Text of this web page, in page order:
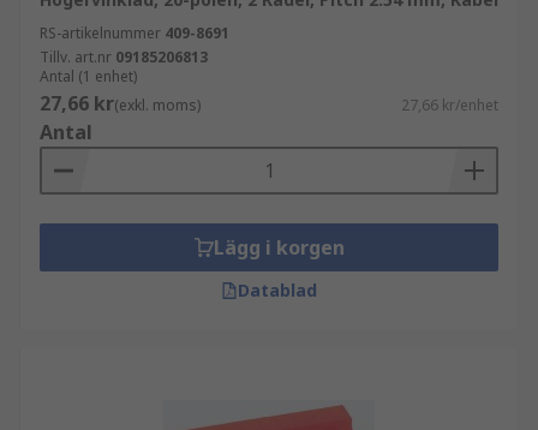
RS-artikelnummer 409-8691
Tillv. art.nr 09185206813
Antal (1 enhet)
27,66 kr(exkl. moms) 27,66 kr/enhet
Antal
Lägg i korgen
Datablad